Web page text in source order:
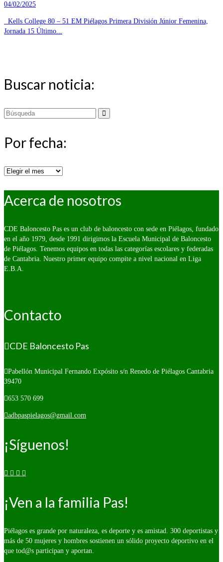
04/02/2025
Kells College 80 – 51 EM Piélagos Primera División Júnior Femenina,
Jornada 15 Último...
Buscar noticia:
Buscar
Por fecha:
Por
Acerca de nosotros
CDE Baloncesto Pas es un club de baloncesto con sede en Piélagos, fundado
en el año 1979, desde 1991 dirigimos la Escuela Municipal de Baloncesto
de Piélagos. Tenemos equipos en todas las categorías escolares y federadas
de Cantabria. Nuestro primer equipo compite a nivel nacional en Liga
E.B.A.
Contacto
CDE Baloncesto Pas
Pabellón Municipal Fernando Expósito s/n Renedo de Piélagos Cantabria
39470
653 570 699
adbpaspielagos@gmail.com
¡Síguenos!
¡Ven a la familia Pas!
Piélagos es grande por naturaleza, es deporte y es amistad. 300 deportistas y
más de 50 mujeres y hombres sostienen un sólido proyecto deportivo en el
que tod@s participan y aportan.